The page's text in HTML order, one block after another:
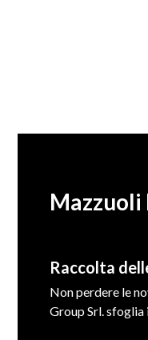
Mazzuoli
Raccolta
Non perdere le
Group Srl.